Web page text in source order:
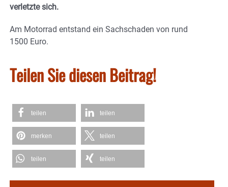
verletzte sich.
Am Motorrad entstand ein Sachschaden von rund
1500 Euro.
Teilen Sie diesen Beitrag!
teilen teilen
merken teilen
teilen teilen